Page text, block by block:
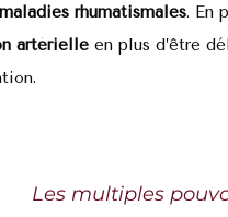
maladies rhumatismales. En
artérielle en plus d’être
Les multiples